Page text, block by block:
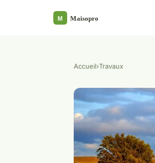
Accueil›Travaux